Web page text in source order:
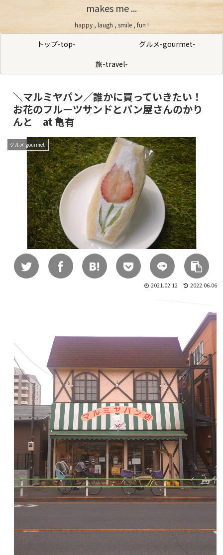
makes me ...
happy , laugh , smile , fun !
トップ-top-
グルメ-gourmet-
旅-travel-
＼マルミヤパン／誰かに買っていきたい！
お花のフルーツサンドとパン屋さんのかり
んと at 亀有
グルメ-gourmet-
2022.06.06
2021.02.12